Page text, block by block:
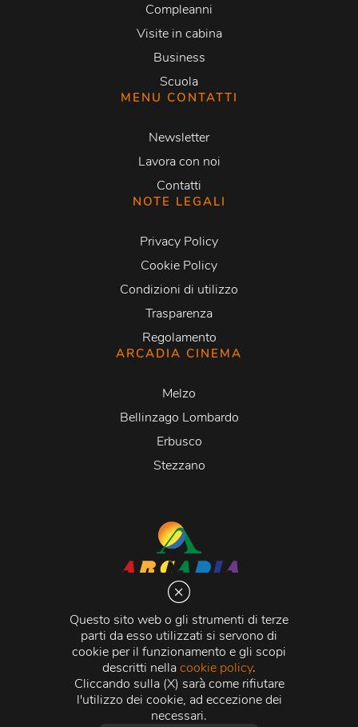
Questo sito web o gli strumenti di terze
parti da esso utilizzati si servono di
cookie per il funzionamento e gli scopi
descritti nellacookie policy.
Cliccando sulla (X) sarà come rifiutare
l'utilizzo dei cookie, ad eccezione dei
necessari.
Compleanni
Visite in cabina
Business
Scuola
MENU CONTATTI
Newsletter
Lavora con noi
Contatti
NOTE LEGALI
Privacy Policy
Cookie Policy
Condizioni di utilizzo
Trasparenza
Regolamento
ARCADIA CINEMA
Melzo
Bellinzago Lombardo
Erbusco
Stezzano
Via Martiri della Libertà 20066 Melzo (MI)
C.C.I.A.A. - R.E.A di Milano n. 1427910
Registro delle Imprese di Milano n. 338392 -
Fiscale e Partita Iva11015840157 | Capitale Sociale
500.000,00 i.v.
Credits:Crea Informatica S.r.l. 2026 © Tutti i diritti
riservati.